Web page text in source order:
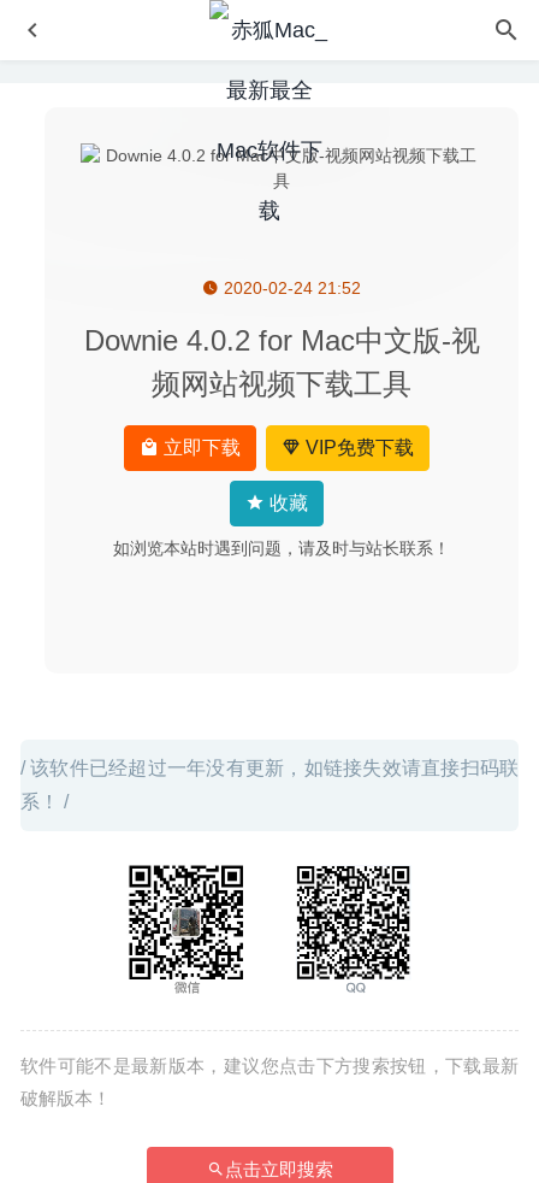
2020-02-24 21:52
Downie 4.0.2 for Mac中文版-视
频网站视频下载工具
立即下载 VIP免费下载
收藏
如浏览本站时遇到问题，请及时与站长联系！
/ 该软件已经超过一年没有更新，如链接失效请直接扫码联
系！ /
软件可能不是最新版本，建议您点击下方搜索按钮，下载最新
破解版本！
点击立即搜索
Disk Drill Enterprise 3.8.975 – 数据恢复工具
Better And Better 2.0.6 Beta – 鼠标触控板手势增强神器
DaisyDisk 4.10 for Mac中文版-可视化磁盘清理工具
TechSmith Snagit 2020.2.0 – 强大的截图录像工具
PullTube 1.4.3 中文版-非常好用的高颜值Youtube视频下载
2020-05-14